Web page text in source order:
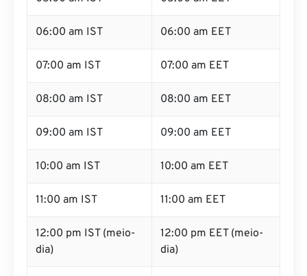
06:00 am IST 06:00 am EET
07:00 am IST 07:00 am EET
08:00 am IST 08:00 am EET
09:00 am IST 09:00 am EET
10:00 am IST 10:00 am EET
11:00 am IST 11:00 am EET
12:00 pm IST (meio-
dia)
12:00 pm EET (meio-
dia)